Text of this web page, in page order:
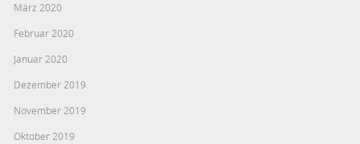
März 2020
Februar 2020
Januar 2020
Dezember 2019
November 2019
Oktober 2019